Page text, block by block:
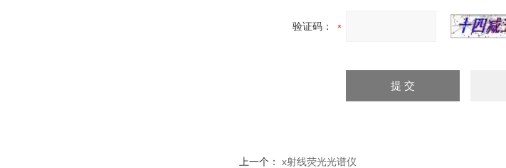
验证码：
上一个： x射线荧光光谱仪